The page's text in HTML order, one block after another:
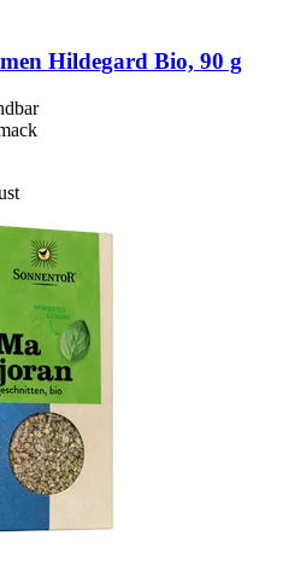
Hildegard Bio, 90 g